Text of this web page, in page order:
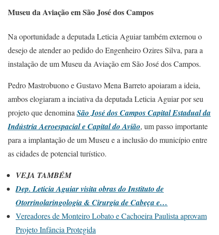
Museu da Aviaçãoem São José dos Campos
Na oportunidade a deputada Leticia Aguiar também externou o
desejo de atender ao pedido do Engenheiro Ozires Silva, para a
instalação de um Museu da Aviação em São José dos Campos.
Pedro Mastrobuono e Gustavo Mena Barreto apoiaram a ideia,
ambos elogiaram a inciativa da deputada Leticia Aguiar por seu
projeto que denomina São José dos Campos Capital Estadual da
Indústria Aeroespacial e Capital do Avião, um passo importante
para a implantação de um Museu e a inclusão do município entre
as cidades de potencial turístico.
VEJA TAMBÉM
Dep. Leticia Aguiar visita obras do Instituto de
Otorrinolaringologia & Cirurgia de Cabeça e…
Vereadores de Monteiro Lobato e Cachoeira Paulista aprovam
Projeto Infância Protegida